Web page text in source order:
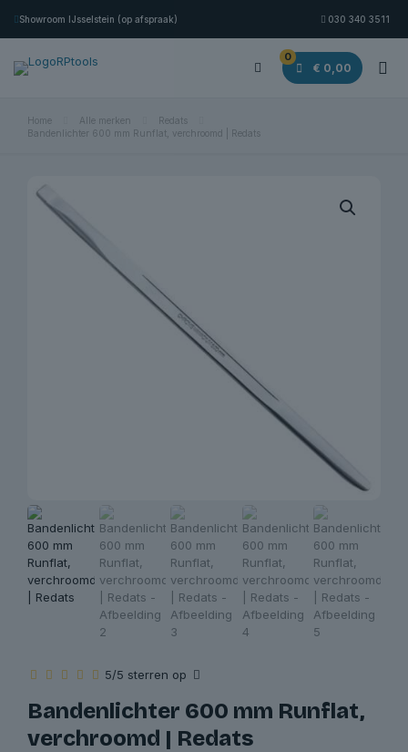
Showroom IJsselstein (op afspraak) 030 340 3511
0
€ 0,00
Home Alle merken
Redats
Bandenlichter 600 mm Runflat, verchroomd | Redats
5/5 sterren op
Bandenlichter 600 mm Runflat,
verchroomd | Redats